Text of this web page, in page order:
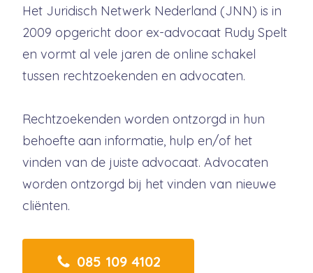
Het Juridisch Netwerk Nederland (JNN) is in
2009 opgericht door ex-advocaat Rudy Spelt
en vormt al vele jaren de online schakel
tussen rechtzoekenden en advocaten.
Rechtzoekenden worden ontzorgd in hun
behoefte aan informatie, hulp en/of het
vinden van de juiste advocaat. Advocaten
worden ontzorgd bij het vinden van nieuwe
cliënten.
085 109 4102